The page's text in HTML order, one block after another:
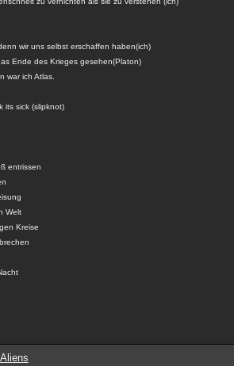
wir uns selbst erschaffen haben(ich)
Ende des Krieges gesehen(Platon)
war ich Atlas.
its sick (slipknot)
entrissen
Welt
Kreise